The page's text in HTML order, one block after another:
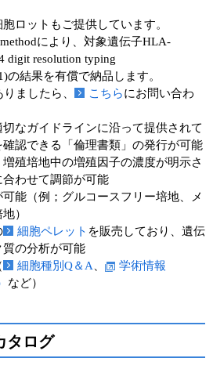
ロットもご提供しています。
により、対象遺伝子HLA-
digit resolution typing
結果を有償で納品します。
ましたら、
こちらにお問い合わ
なガイドラインに沿って提供されて
認できる「倫理書類」の発行が可能
殖培地中の増殖因子の濃度が明示さ
わせて調節が可能
能（例；グルコースフリー培地、メ
）
細胞ペレット を販売しており、遺伝
の分析が可能
細胞種別Q＆A
学術情報
など）
タログ